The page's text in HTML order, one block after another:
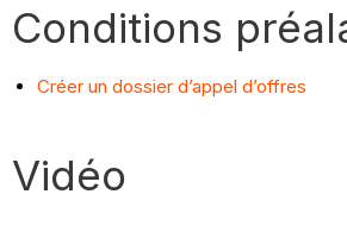
Conditions
Créer un dossier d’appel d’offres
Vidéo